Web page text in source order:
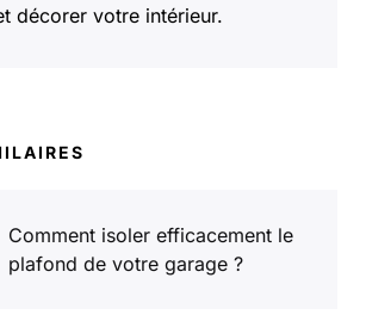
décorer votre intérieur.
Comment isoler efficacement le
plafond de votre garage ?